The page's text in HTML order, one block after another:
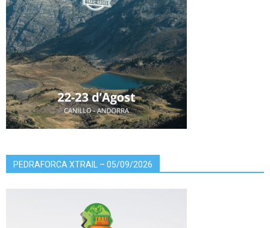
PEDRAFORCA XTRAIL – 05/09/2026